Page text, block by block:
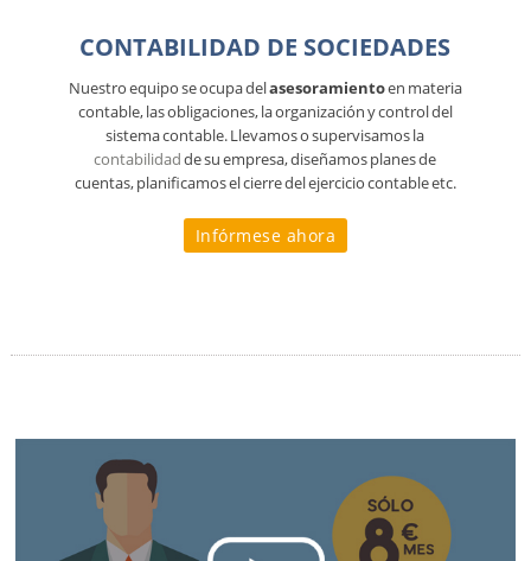
CONTABILIDAD DE SOCIEDADES
Nuestro equipo se ocupa delasesoramientoen materia
contable, las obligaciones, la organización y control del
sistema contable. Llevamos o supervisamos la
contabilidadde su empresa, diseñamos planes de
cuentas, planificamos el cierre del ejercicio contable etc.
Infórmese ahora